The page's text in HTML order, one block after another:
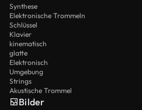
Synthese
Elektronische Trommeln
Schlüssel
Klavier
kinematisch
glatte
Elektronisch
Umgebung
Strings
Akustische Trommel
Bilder